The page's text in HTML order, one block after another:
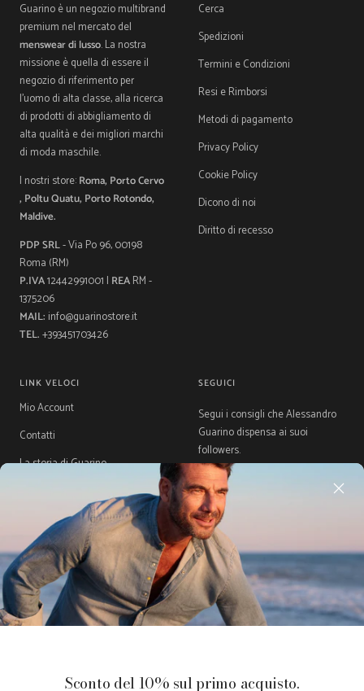
Sconto del 10% sul primo acquisto.
Guarino è un negozio multibrand
premium nel mercato del
menswear di lusso. La nostra
missione è quella di essere il
negozio di riferimento per
l'uomo di alta classe, alla ricerca
di prodotti di abbigliamento di
alta qualità e dei migliori marchi
di moda maschile.
I nostri store:Roma, Porto Cervo
, Poltu Quatu, Porto Rotondo,
Maldive.
PDP SRL- Via Po 96, 00198
Roma (RM)
P.IVA12442991001 | REARM -
1375206
MAIL: info@guarinostore.it
TEL.+393451703426
Cerca
Spedizioni
Termini e Condizioni
Resi e Rimborsi
Metodi di pagamento
Privacy Policy
Cookie Policy
Dicono di noi
Diritto di recesso
LINK VELOCI
Mio Account
Contatti
La storia di Guarino
Guida Taglie
Acquista ora, Paga dopo con
Klarna
SEGUICI
Segui i consigli che Alessandro
Guarino dispensa ai suoi
followers.
Paese/Area
Lingua
Made with ♥ Retail
Le tue preferenze relative alla